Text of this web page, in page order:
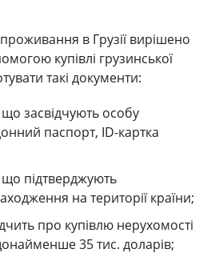
в Грузії вирішено
купівлі грузинської
такі документи:
що засвідчують особу
паспорт, ID-картка
що підтверджують
на території країни;
про купівлю нерухомості
35 тис. доларів;